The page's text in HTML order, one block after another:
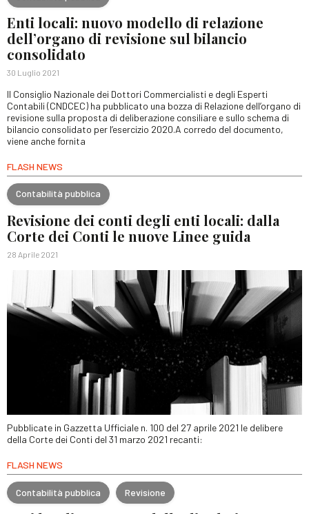
Enti locali: nuovo modello di relazione
dell’organo di revisione sul bilancio
consolidato
30 Luglio 2021
Il Consiglio Nazionale dei Dottori Commercialisti e degli Esperti
Contabili (CNDCEC) ha pubblicato una bozza di Relazione dell’organo di
revisione sulla proposta di deliberazione consiliare e sullo schema di
bilancio consolidato per l’esercizio 2020.A corredo del documento,
viene anche fornita
FLASH NEWS
Contabilità pubblica
Revisione dei conti degli enti locali: dalla
Corte dei Conti le nuove Linee guida
28 Aprile 2021
Pubblicate in Gazzetta Ufficiale n. 100 del 27 aprile 2021 le delibere
della Corte dei Conti del 31 marzo 2021 recanti:
FLASH NEWS
Contabilità pubblica Revisione